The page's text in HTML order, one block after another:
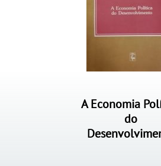
A Economia
do